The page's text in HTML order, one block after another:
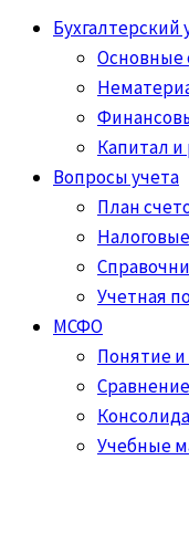
Бухгалтерский
Основные
Капитал
Вопросы учета
План
Учетная
МСФО
Понятие
Учебные